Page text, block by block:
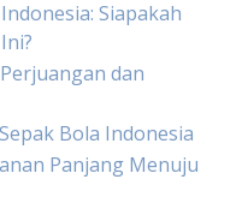
Siapakah
dan
Bola Indonesia
Panjang Menuju